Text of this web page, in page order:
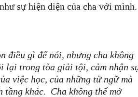
sự hiện diện của cha với mình.
điều gì để nói, nhưng cha không
lại trong tòa giải tội, cảm nhận
việc học, của những từ ngữ mà
tầng khác. Cha không thể mở